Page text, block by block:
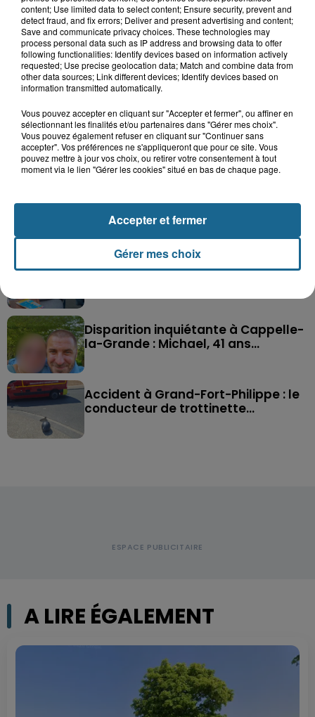
LE TOP DE L'ACTU
Saint-Omer : un enfant gravement brûlé
après l'explosion d'un jouet...
Hazebrouck : victime d'un accident,
Disparition inquiétante à Cappelle-
la-Grande : Michael, 41 ans...
Accident à Grand-Fort-Philippe : le
conducteur de trottinette...
A LIRE ÉGALEMENT
content; Use limited data to select content; Ensure security, prevent and
detect fraud, and fix errors; Deliver and present advertising and content;
Save and communicate privacy choices. These technologies may
process personal data such as IP address and browsing data to offer
following functionalities: Identify devices based on information actively
requested; Use precise geolocation data; Match and combine data from
other data sources; Link different devices; Identify devices based on
information transmitted automatically.
Vous pouvez accepter en cliquant sur "Accepter et fermer", ou affiner en
sélectionnant les finalités et/ou partenaires dans "Gérer mes choix".
Vous pouvez également refuser en cliquant sur "Continuer sans
accepter". Vos préférences ne s'appliqueront que pour ce site. Vous
pouvez mettre à jour vos choix, ou retirer votre consentement à tout
moment via le lien "Gérer les cookies" situé en bas de chaque page.
Gérer mes choix
Accepter et fermer